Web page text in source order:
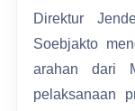
Direktur
Soebjakto
arahan dari
pelaksanaan